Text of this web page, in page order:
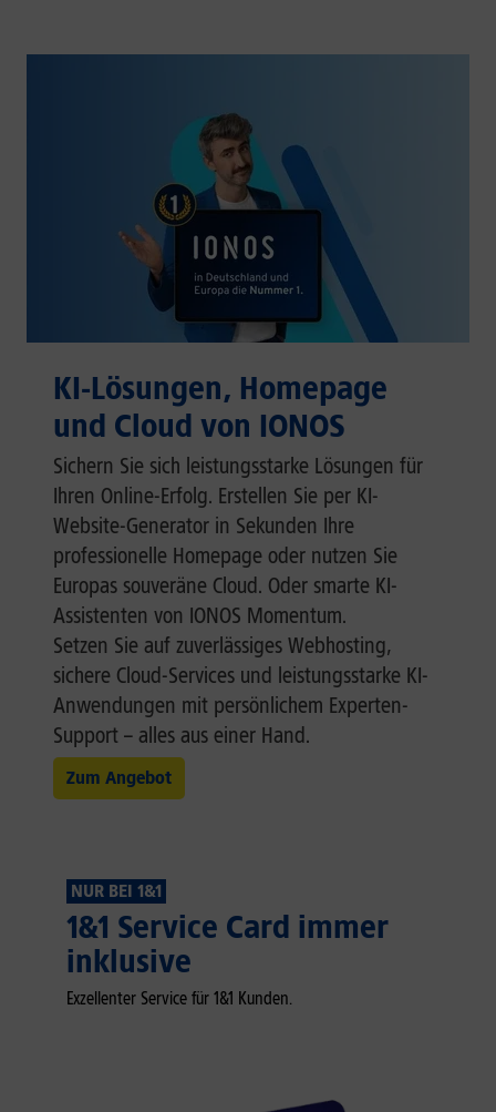
KI-Lösungen, Homepage
und Cloud von IONOS
Sichern Sie sich leistungsstarke Lösungen für
Ihren Online-Erfolg. Erstellen Sie per KI-
Website-Generator in Sekunden Ihre
professionelle Homepage oder nutzen Sie
Europas souveräne Cloud. Oder smarte KI-
Assistenten von IONOS Momentum.
Setzen Sie auf zuverlässiges Webhosting,
sichere Cloud-Services und leistungsstarke KI-
Anwendungen mit persönlichem Experten-
Support – alles aus einer Hand.
Zum Angebot
NUR BEI 1&1
1&1 Service Card immer
inklusive
Exzellenter Service für 1&1 Kunden.